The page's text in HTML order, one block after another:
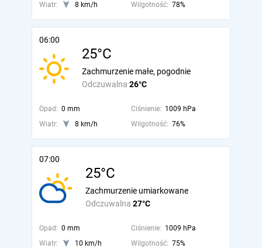
Wiatr:
8 km/h Wilgotność: 78%
06:00
25°C
Odczuwalna 26°C
Zachmurzenie małe, pogodnie
Opad: 0 mm Ciśnienie: 1009 hPa
Wiatr:
8 km/h Wilgotność: 76%
07:00
25°C
Odczuwalna 27°C
Zachmurzenie umiarkowane
Opad: 0 mm Ciśnienie: 1009 hPa
Wiatr:
10 km/h Wilgotność: 75%